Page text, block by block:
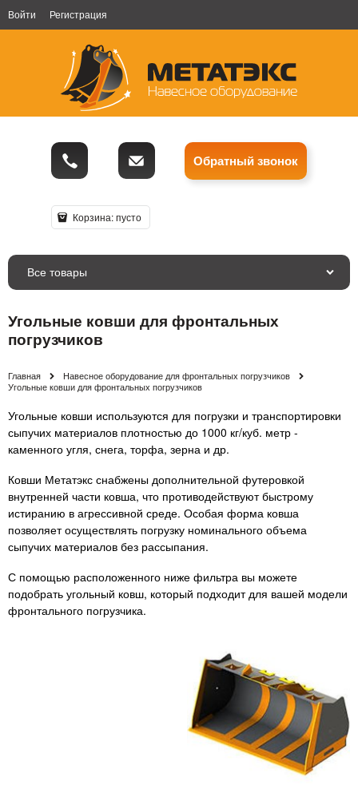
Войти Регистрация
Обратный звонок
Корзина:пусто
Все товары
Угольные ковши для фронтальных
погрузчиков
Главная
Навесное оборудование для фронтальных погрузчиков
Угольные ковши для фронтальных погрузчиков
Угольные ковши используются для погрузки и транспортировки
сыпучих материалов плотностью до 1000 кг/куб. метр -
каменного угля, снега, торфа, зерна и др.
Ковши Метатэкс снабжены дополнительной футеровкой
внутренней части ковша, что противодействуют быстрому
истиранию в агрессивной среде. Особая форма ковша
позволяет осуществлять погрузку номинального объема
сыпучих материалов без рассыпания.
С помощью расположенного ниже фильтра вы можете
подобрать угольный ковш, который подходит для вашей модели
фронтального погрузчика.